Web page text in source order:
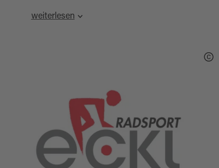
weiterlesen